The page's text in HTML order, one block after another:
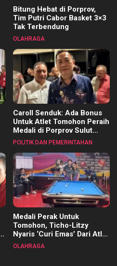
Bitung Hebat di Porprov,
Tim Putri Cabor Basket 3×3
Tak Terbendung
OLAHRAGA
Caroll Senduk: Ada Bonus
Untuk Atlet Tomohon Peraih
Medali di Porprov Sulut
2025
POLITIK DAN PEMERINTAHAN
Medali Perak Untuk
Tomohon, Ticho-Litzy
Nyaris ‘Curi Emas’ Dari Atlet
Biliar PON di Porprov Sulut
OLAHRAGA